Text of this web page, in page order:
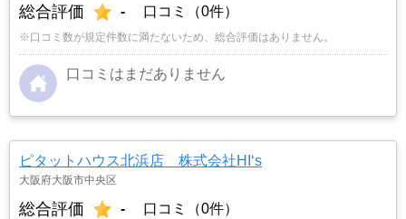
総合評価 - 口コミ（0件）
※口コミ数が規定件数に満たないため、総合評価はありません。
口コミはまだありません
ピタットハウス北浜店 株式会社HI‘s
大阪府大阪市中央区
総合評価 - 口コミ（0件）